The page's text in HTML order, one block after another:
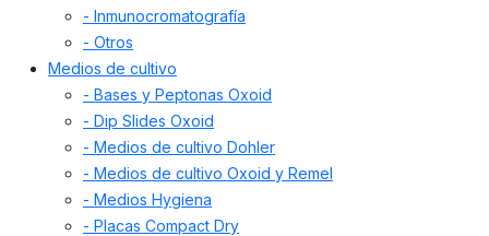
- Inmunocromatografía
- Otros
Medios de cultivo
- Bases y Peptonas Oxoid
- Dip Slides Oxoid
- Medios de cultivo Dohler
- Medios de cultivo Oxoid y Remel
- Medios Hygiena
- Placas Compact Dry